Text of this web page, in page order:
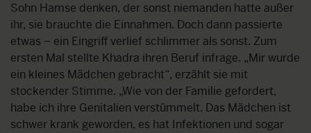
Sohn Hamse denken, der sonst niemanden hatte außer
ihr, sie brauchte die Einnahmen. Doch dann passierte
etwas – ein Eingriff verlief schlimmer als sonst. Zum
ersten Mal stellte Khadra ihren Beruf infrage. „Mir wurde
ein kleines Mädchen gebracht“, erzählt sie mit
stockender Stimme. „Wie von der Familie gefordert,
habe ich ihre Genitalien verstümmelt. Das Mädchen ist
schwer krank geworden, es hat Infektionen und sogar